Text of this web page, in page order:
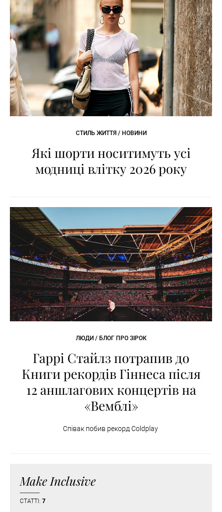
СТИЛЬ ЖИТТЯ / НОВИНИ
Які шорти носитимуть усі
модниці влітку 2026 року
ЛЮДИ / БЛОГ ПРО ЗІРОК
Гаррі Стайлз потрапив до
Книги рекордів Гіннеса після
12 аншлагових концертів на
«Вемблі»
Співак побив рекорд Coldplay
Make Inclusive
СТАТТІ: 7